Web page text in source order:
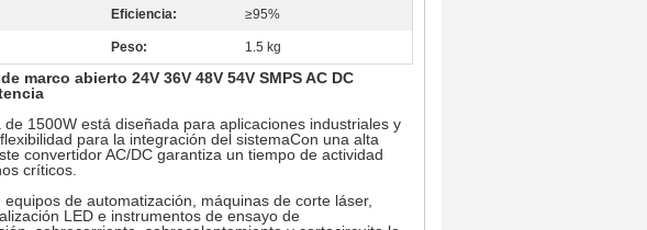
Eficiencia: ≥95%
Peso: 1.5 kg
marco abierto 24V 36V 48V 54V SMPS AC DC
1500W está diseñada para aplicaciones industriales y
para la integración del sistemaCon una alta
convertidor AC/DC garantiza un tiempo de actividad
críticos.
de automatización, máquinas de corte láser,
LED e instrumentos de ensayo de